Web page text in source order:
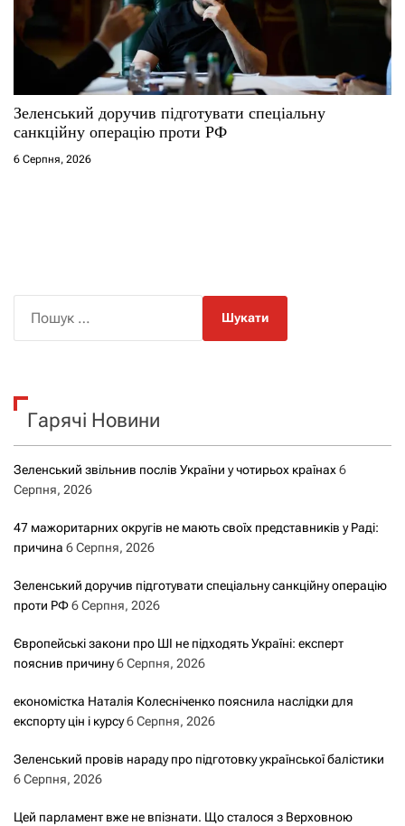
Зеленський доручив підготувати спеціальну
санкційну операцію проти РФ
6 Серпня, 2026
к
Гарячі Новини
Зеленський звільнив послів України у чотирьох країнах6
Серпня, 2026
47 мажоритарних округів не мають своїх представників у Раді:
причина 6 Серпня, 2026
Зеленський доручив підготувати спеціальну санкційну операцію
проти РФ6 Серпня, 2026
Європейські закони про ШІ не підходять Україні: експерт
пояснив причину6 Серпня, 2026
економістка Наталія Колесніченко пояснила наслідки для
експорту цін і курсу6 Серпня, 2026
Зеленський провів нараду про підготовку української балістики
6 Серпня, 2026
Цей парламент вже не впізнати. Що сталося з Верховною